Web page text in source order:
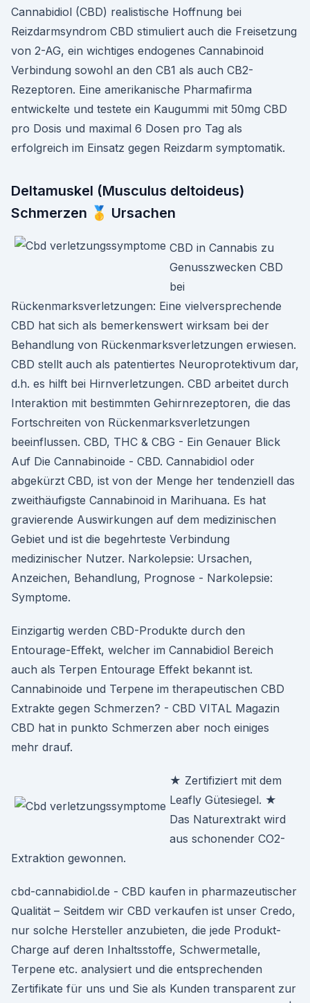
Cannabidiol (CBD) realistische Hoffnung bei
Reizdarmsyndrom CBD stimuliert auch die Freisetzung
von 2-AG, ein wichtiges endogenes Cannabinoid
Verbindung sowohl an den CB1 als auch CB2-
Rezeptoren. Eine amerikanische Pharmafirma
entwickelte und testete ein Kaugummi mit 50mg CBD
pro Dosis und maximal 6 Dosen pro Tag als
erfolgreich im Einsatz gegen Reizdarm symptomatik.
Deltamuskel (Musculus deltoideus)
Schmerzen 🥇 Ursachen
CBD in Cannabis zu
Genusszwecken CBD
bei
Rückenmarksverletzungen: Eine vielversprechende
CBD hat sich als bemerkenswert wirksam bei der
Behandlung von Rückenmarksverletzungen erwiesen.
CBD stellt auch als patentiertes Neuroprotektivum dar,
d.h. es hilft bei Hirnverletzungen. CBD arbeitet durch
Interaktion mit bestimmten Gehirnrezeptoren, die das
Fortschreiten von Rückenmarksverletzungen
beeinflussen. CBD, THC & CBG - Ein Genauer Blick
Auf Die Cannabinoide - CBD. Cannabidiol oder
abgekürzt CBD, ist von der Menge her tendenziell das
zweithäufigste Cannabinoid in Marihuana. Es hat
gravierende Auswirkungen auf dem medizinischen
Gebiet und ist die begehrteste Verbindung
medizinischer Nutzer. Narkolepsie: Ursachen,
Anzeichen, Behandlung, Prognose - Narkolepsie:
Symptome.
Einzigartig werden CBD-Produkte durch den
Entourage-Effekt, welcher im Cannabidiol Bereich
auch als Terpen Entourage Effekt bekannt ist.
Cannabinoide und Terpene im therapeutischen CBD
Extrakte gegen Schmerzen? - CBD VITAL Magazin
CBD hat in punkto Schmerzen aber noch einiges
mehr drauf.
★ Zertifiziert mit dem
Leafly Gütesiegel. ★
Das Naturextrakt wird
aus schonender CO2-
Extraktion gewonnen.
cbd-cannabidiol.de - CBD kaufen in pharmazeutischer
Qualität – Seitdem wir CBD verkaufen ist unser Credo,
nur solche Hersteller anzubieten, die jede Produkt-
Charge auf deren Inhaltsstoffe, Schwermetalle,
Terpene etc. analysiert und die entsprechenden
Zertifikate für uns und Sie als Kunden transparent zur